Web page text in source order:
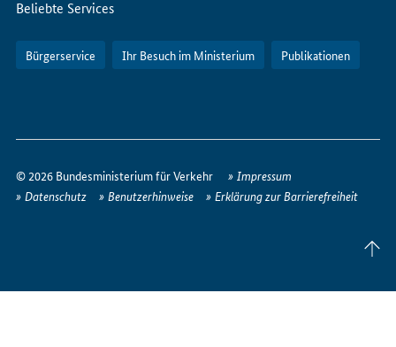
Servicemenü
Beliebte Services
Bürgerservice Ihr Besuch im Ministerium Publikationen
erreichen
Sie
© 2026 Bundesministerium für Verkehr
Impressum
Datenschutz
Benutzerhinweise Erklärung zur Barrierefreiheit